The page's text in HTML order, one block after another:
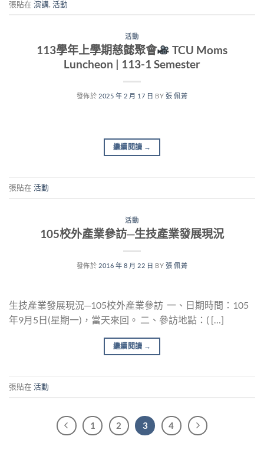
張貼在 演講, 活動
活動
113學年上學期慈懿聚會
TCU Moms
Luncheon | 113-1 Semester
發佈於 2025 年 2 月 17 日 BY 張 佩菁
繼續閱讀 →
張貼在 活動
活動
105校外產業參訪─生技產業發展現況
發佈於 2016 年 8 月 22 日 BY 張 佩菁
生技產業發展現況─105校外產業參訪 一、日期時間：105
年9月5日(星期一)，當天來回。 二、參訪地點：( […]
繼續閱讀 →
張貼在 活動
1 2 3 4